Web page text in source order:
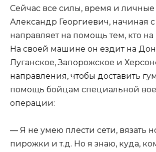
Сейчас все силы, время и
Александр Георгиевич, начиная с
направляет на помощь тем, кто
На своей машине он ездит на
Луганское, Запорожское и
направления, чтобы доставить
помощь бойцам специальной
операции:
— Я не умею плести сети, вязать
пирожки и т.д. Но я знаю, куда,